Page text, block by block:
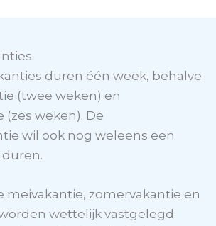
duren één week, behalve
(twee weken) en
(zes weken). De
wil ook nog weleens een
meivakantie, zomervakantie en
wettelijk vastgelegd